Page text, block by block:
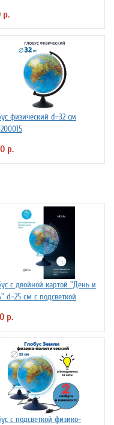
р.
физический d=32 см
р.
с двойной картой "День и
d=25 см с подсветкой
р.
с подсветкой физико-